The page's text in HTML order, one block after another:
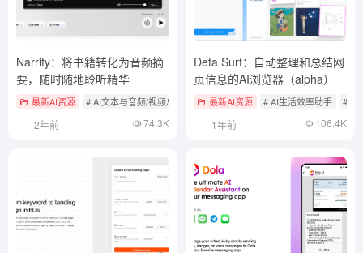
Narrify：将书籍转化为音频摘
要，随时随地聆听精华
最新AI资源 # AI文本与音频/视频总结工具
2年前 74.3K
Deta Surf：自动整理和总结网
页信息的AI浏览器（alpha）
最新AI资源 # AI生活效率助手 # 浏
1年前 106.4K